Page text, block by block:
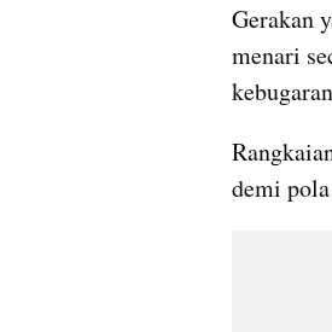
Gerakan
menari
demi